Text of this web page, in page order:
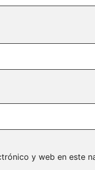
y web en este